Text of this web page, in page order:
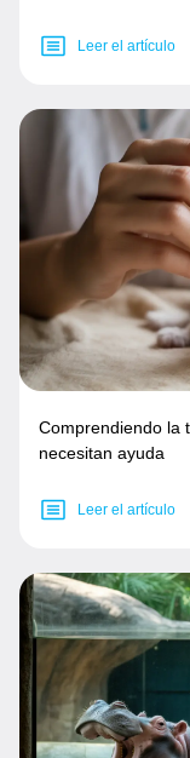
Leer el artículo
Comprendiendo la
necesitan ayuda
Leer el artículo